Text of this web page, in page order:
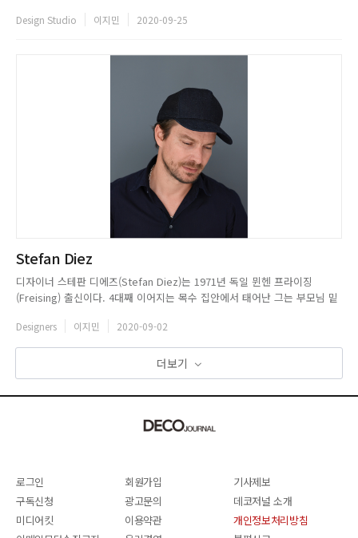
닉하는 방식으로 프로젝트를 전개한다. 공간의 용도와 상업성, 지역성 등 대
Design Studio 이지민 2020-09-25
Stefan Diez
디자이너 스테판 디에즈(Stefan Diez)는 1971년 독일 뮌헨 프라이징
(Freising) 출신이다. 4대째 이어지는 목수 집안에서 태어난 그는 부모님 밑
기 위해 슈투트가르트 예술 학교(State Academy of Fine Arts Stuttgart)
에 진학했으며, 199...
Designers 이지민 2020-09-02
더보기
로그인 회원가입
기사제보
구독신청
광고문의
데코저널 소개
미디어킷
이용약관
개인정보처리방침